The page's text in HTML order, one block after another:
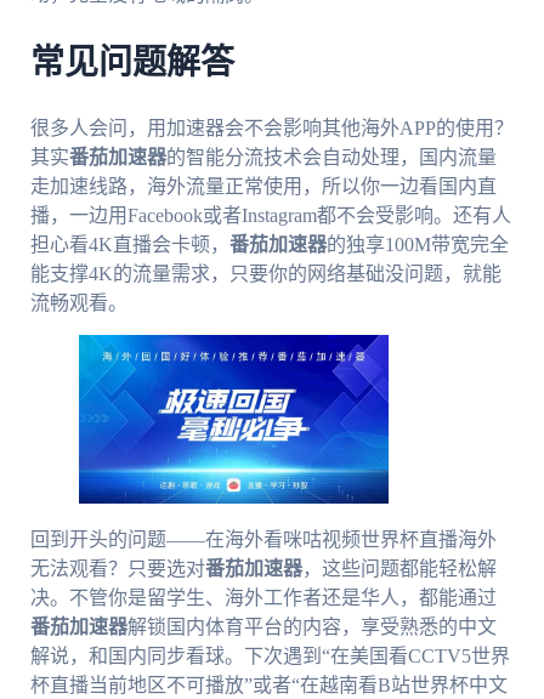
常见问题解答
很多人会问，用加速器会不会影响其他海外APP的使用？
其实番茄加速器的智能分流技术会自动处理，国内流量
走加速线路，海外流量正常使用，所以你一边看国内直
播，一边用Facebook或者Instagram都不会受影响。还有人
担心看4K直播会卡顿， 番茄加速器的独享100M带宽完全
能支撑4K的流量需求，只要你的网络基础没问题，就能
流畅观看。
回到开头的问题——在海外看咪咕视频世界杯直播海外
无法观看？只要选对番茄加速器，这些问题都能轻松解
决。不管你是留学生、海外工作者还是华人，都能通过
番茄加速器解锁国内体育平台的内容，享受熟悉的中文
解说，和国内同步看球。下次遇到“在美国看CCTV5世界
杯直播当前地区不可播放”或者“在越南看B站世界杯中文